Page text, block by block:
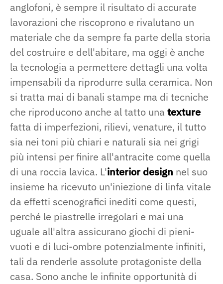
anglofoni, è sempre il risultato di accurate
lavorazioni che riscoprono e rivalutano un
materiale che da sempre fa parte della storia
del costruire e dell'abitare, ma oggi è anche
la tecnologia a permettere dettagli una volta
impensabili da riprodurre sulla ceramica. Non
si tratta mai di banali stampe ma di tecniche
che riproducono anche al tatto una texture
fatta di imperfezioni, rilievi, venature, il tutto
sia nei toni più chiari e naturali sia nei grigi
più intensi per finire all'antracite come quella
di una roccia lavica. L'interior design nel suo
insieme ha ricevuto un'iniezione di linfa vitale
da effetti scenografici inediti come questi,
perché le piastrelle irregolari e mai una
uguale all'altra assicurano giochi di pieni-
vuoti e di luci-ombre potenzialmente infiniti,
tali da renderle assolute protagoniste della
casa. Sono anche le infinite opportunità di